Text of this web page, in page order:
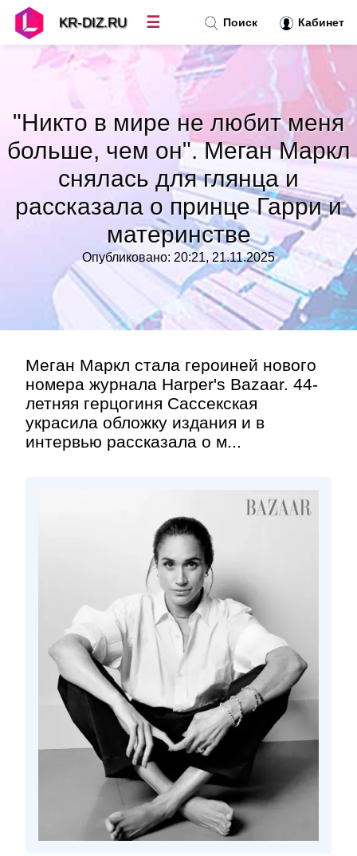
"Никто в мире не любит меня
больше, чем он". Меган Маркл
снялась для глянца и
рассказала о принце Гарри и
материнстве
Опубликовано: 20:21, 21.11.2025
Меган Маркл стала героиней нового
номера журнала Harper's Bazaar. 44-
летняя герцогиня Сассекская
украсила обложку издания и в
интервью рассказала о м...
Поиск Кабинет
KR-DIZ.RU ☰
Топ новостей »
Рубрики»
Контакт»